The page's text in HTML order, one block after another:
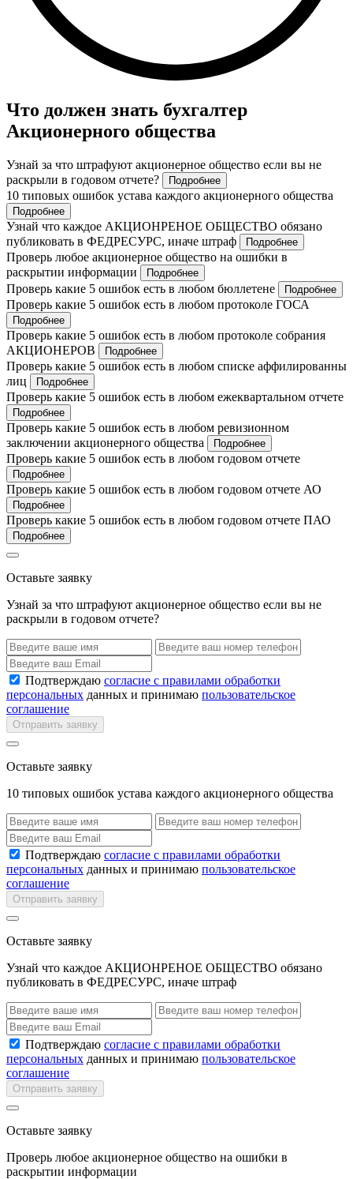
Что должен знать бухгалтер
Акционерного общества
Узнай за что штрафуют акционерное общество если вы не
раскрыли в годовом отчете?
Подробнее
10 типовых ошибок устава каждого акционерного общества
Подробнее
Узнай что каждое АКЦИОНРЕНОЕ ОБЩЕСТВО обязано
публиковать в ФЕДРЕСУРС, иначе штраф
Подробнее
Проверь любое акционерное общество на ошибки в
раскрытии информации
Подробнее
Проверь какие 5 ошибок есть в любом бюллетене Подробнее
Проверь какие 5 ошибок есть в любом протоколе ГОСА
Подробнее
Проверь какие 5 ошибок есть в любом протоколе собрания
АКЦИОНЕРОВ
Подробнее
Проверь какие 5 ошибок есть в любом списке аффилированны
лиц
Подробнее
Проверь какие 5 ошибок есть в любом ежеквартальном отчете
Подробнее
Проверь какие 5 ошибок есть в любом ревизионном
заключении акционерного общества
Подробнее
Проверь какие 5 ошибок есть в любом годовом отчете
Подробнее
Проверь какие 5 ошибок есть в любом годовом отчете АО
Подробнее
Проверь какие 5 ошибок есть в любом годовом отчете ПАО
Подробнее
Оставьте заявку
Узнай за что штрафуют акционерное общество если вы не
раскрыли в годовом отчете?
Подтверждаю согласие с правилами обработки
персональных данных и принимаю пользовательское
соглашение
Отправить заявку
Оставьте заявку
10 типовых ошибок устава каждого акционерного общества
Подтверждаю согласие с правилами обработки
персональных данных и принимаю пользовательское
соглашение
Отправить заявку
Оставьте заявку
Узнай что каждое АКЦИОНРЕНОЕ ОБЩЕСТВО обязано
публиковать в ФЕДРЕСУРС, иначе штраф
Подтверждаю согласие с правилами обработки
персональных данных и принимаю пользовательское
соглашение
Отправить заявку
Оставьте заявку
Проверь любое акционерное общество на ошибки в
раскрытии информации